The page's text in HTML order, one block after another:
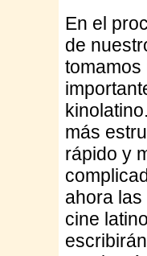
En el
de
tomamos
más
rápido y
ahora
cine